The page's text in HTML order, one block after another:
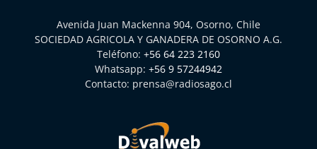
Avenida Juan Mackenna 904, Osorno, Chile
SOCIEDAD AGRICOLA Y GANADERA DE OSORNO A.G.
Teléfono: +56 64 223 2160
Whatsapp: +56 9 57244942
Contacto: prensa@radiosago.cl